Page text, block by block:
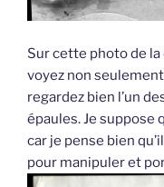
Sur cette photo de
voyez non
regardez bien l’un
épaules. Je suppose
car je pense bien
pour manipuler et